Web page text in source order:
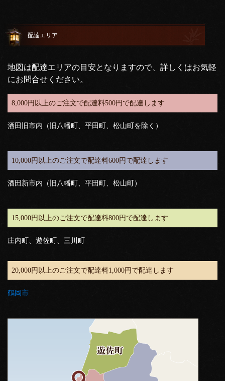
配達エリア
地図は配達エリアの目安となりますので、詳しくはお気軽
にお問合せください。
8,000円以上のご注文で配達料500円で配達します
酒田旧市内（旧八幡町、平田町、松山町を除く）
10,000円以上のご注文で配達料600円で配達します
酒田新市内（旧八幡町、平田町、松山町）
15,000円以上のご注文で配達料800円で配達します
庄内町、遊佐町、三川町
20,000円以上のご注文で配達料1,000円で配達します
鶴岡市